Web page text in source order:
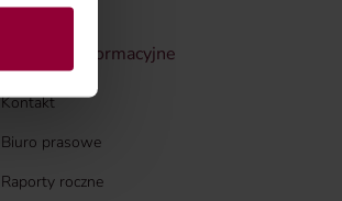
Centrum informacyjne
Kontakt
Biuro prasowe
Raporty roczne